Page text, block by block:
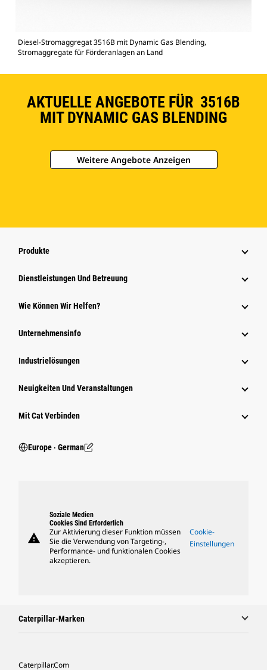
Diesel-Stromaggregat 3516B mit Dynamic Gas Blending,
Stromaggregate für Förderanlagen an Land
AKTUELLE ANGEBOTE FÜR 3516B
MIT DYNAMIC GAS BLENDING
Weitere Angebote Anzeigen
Produkte
Dienstleistungen Und Betreuung
Wie Können Wir Helfen?
Unternehmensinfo
Industrielösungen
Neuigkeiten Und Veranstaltungen
Mit Cat Verbinden
Europe ‧ German
warning
Soziale Medien
Cookies Sind Erforderlich
Zur Aktivierung dieser Funktion müssen
Sie die Verwendung von Targeting-,
Performance- und funktionalen Cookies
akzeptieren.
Cookie-
Einstellungen
Caterpillar-Marken
Caterpillar.com